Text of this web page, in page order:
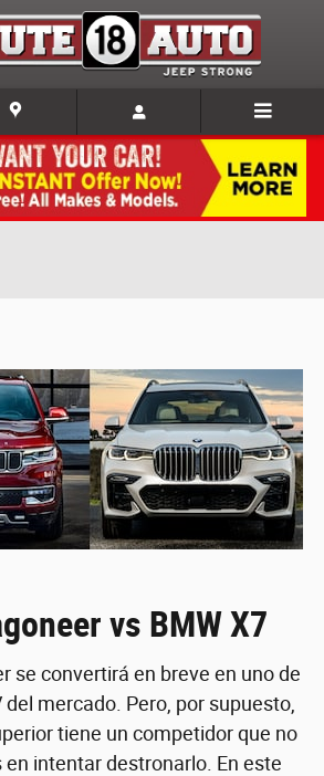
vs BMW X7
vs BMW X7
se convertirá en breve en uno de
del mercado. Pero, por supuesto,
tiene un competidor que no
en intentar destronarlo. En este